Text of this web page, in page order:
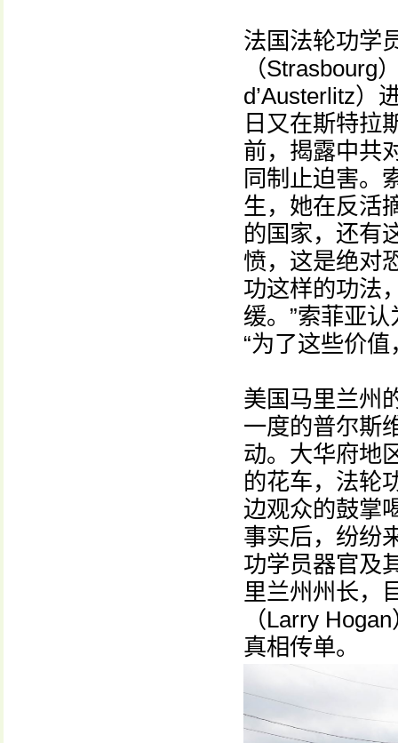
法国法轮功学
（Strasbourg
d’Austerlitz）
日又在斯特拉
前，揭露中共
同制止迫害。
生，她在反活
的国家，还有
愤，这是绝对
功这样的功法
缓。”索菲亚
“为了这些价
美国马里兰州
一度的普尔斯
动。大华府地
的花车，法轮
边观众的鼓掌
事实后，纷纷
功学员器官及
里兰州州长，
（Larry
真相传单。